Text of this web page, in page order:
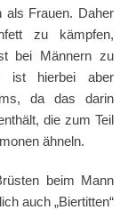
als Frauen. Daher
zu kämpfen,
bei Männern zu
ist hierbei aber
da das darin
die zum Teil
ähneln.
beim Mann
auch „Biertitten“